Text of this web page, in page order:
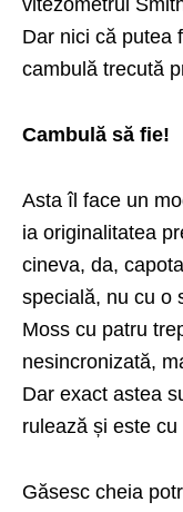
vitezometrul
Dar nici că putea
cambulă trecută
Cambulă să fie!
Asta îl face un
ia originalitatea
cineva, da,
specială, nu cu o
Moss cu patru
nesincronizată,
Dar exact astea
rulează și este cu
Găsesc cheia